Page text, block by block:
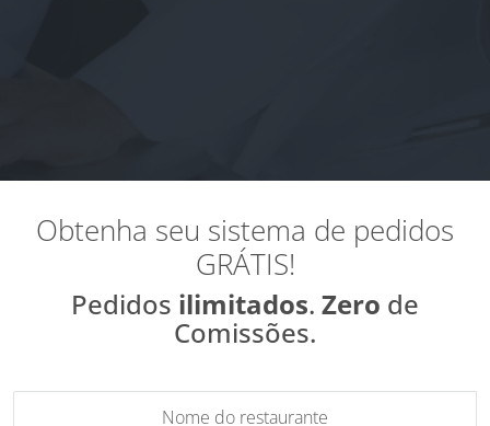
Obtenha seu sistema de pedidos
GRÁTIS!
Pedidos ilimitados. Zero de
Comissões.